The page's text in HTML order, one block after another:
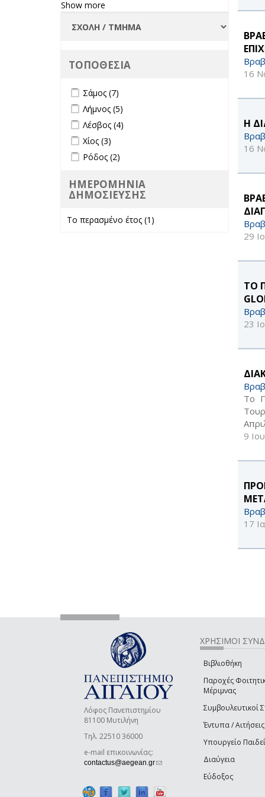
16
Η
16
29
ΤΟ
23
Το
9
17
filter
Show more
ΤΟΠΟΘΕΣΙΑ
Apply Σάμος filter
Σάμος (7)
Apply Λήμνος filter
Λήμνος (5)
Apply Λέσβος filter
Λέσβος (4)
Apply Χίος filter
Χίος (3)
Apply Ρόδος filter
Ρόδος (2)
ΗΜΕΡΟΜΗΝΙΑ
ΔΗΜΟΣΙΕΥΣΗΣ
Το περασμένο έτος (1)
Λόφος Πανεπιστημίου
81100 Μυτιλήνη
Τηλ. 22510 36000
e-mail επικοινωνίας:
contactus@aegean.gr(link sends e-mail)
ΧΡΗΣΙΜΟΙ
Βιβλιοθήκη
Παροχές
Μέριμνας
Συμβουλευτικοί
Έντυπα / Αιτήσεις
Υπουργείο
Διαύγεια
Εύδοξος